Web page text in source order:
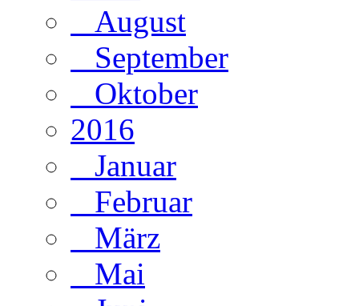
August
September
Oktober
2016
Januar
Februar
März
Mai